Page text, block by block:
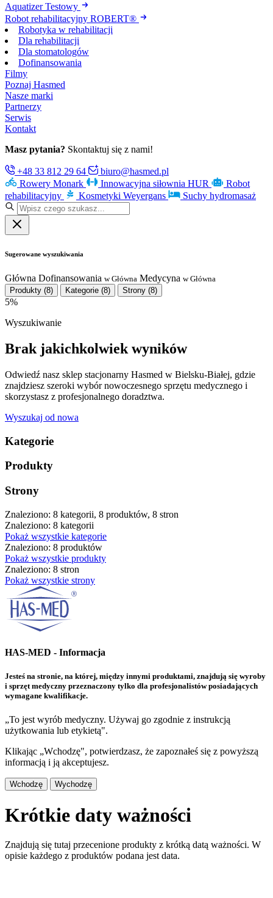
Aquatizer Testowy
Robot rehabilitacyjny ROBERT®
Robotyka w rehabilitacji
Dla rehabilitacji
Dla stomatologów
Dofinansowania
Filmy
Poznaj Hasmed
Nasze marki
Partnerzy
Serwis
Kontakt
Masz pytania? Skontaktuj się z nami!
+48 33 812 29 64
biuro@hasmed.pl
Rowery Monark
Innowacyjna siłownia HUR
Robot
rehabilitacyjny
Kosmetyki Weyergans Suchy hydromasaż
Sugerowane wyszukiwania
Główna Dofinansowania w Główna Medycyna w Główna
Produkty (8) Kategorie (8) Strony (8)
5%
Wyszukiwanie
Brak jakichkolwiek wyników
Odwiedź nasz sklep stacjonarny Hasmed w Bielsku-Białej, gdzie
znajdziesz szeroki wybór nowoczesnego sprzętu medycznego i
skorzystasz z profesjonalnego doradztwa.
Wyszukaj od nowa
Kategorie
Produkty
Strony
Znaleziono: 8 kategorii, 8 produktów, 8 stron
Znaleziono: 8 kategorii
Pokaż wszystkie kategorie
Znaleziono: 8 produktów
Pokaż wszystkie produkty
Znaleziono: 8 stron
Pokaż wszystkie strony
HAS-MED - Informacja
Jesteś na stronie, na której, między innymi produktami, znajdują się wyroby
i sprzęt medyczny przeznaczony tylko dla profesjonalistów posiadających
wymagane kwalifikacje.
„To jest wyrób medyczny. Używaj go zgodnie z instrukcją
użytkowania lub etykietą".
Klikając „Wchodzę", potwierdzasz, że zapoznałeś się z powyższą
informacją i ją akceptujesz.
Wchodzę Wychodzę
Krótkie daty ważności
Znajdują się tutaj przecenione produkty z krótką datą ważności. W
opisie każdego z produktów podana jest data.